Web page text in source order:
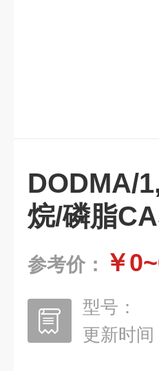
DODMA/
烷/磷脂
参考价： ￥
型号：
更新时间